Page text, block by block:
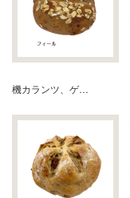
機カランツ、ゲ…